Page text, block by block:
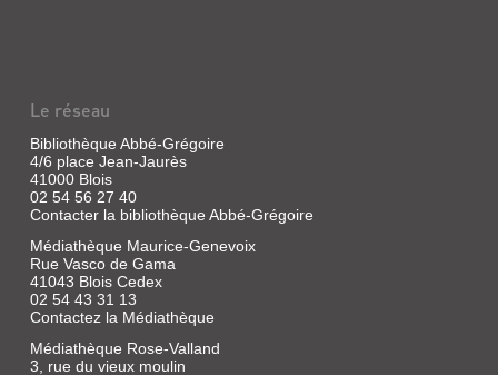
Tallec,
Olivier
Desclée
De
2001
(Petite
collection
clé)
de
Le réseau
Bibliothèque Abbé-Grégoire
4/6 place Jean-Jaurès
41000 Blois
02 54 56 27 40
Contacter la bibliothèque Abbé-Grégoire
Médiathèque Maurice-Genevoix
Rue Vasco de Gama
41043 Blois Cedex
02 54 43 31 13
Contactez la Médiathèque
Médiathèque Rose-Valland
3, rue du vieux moulin